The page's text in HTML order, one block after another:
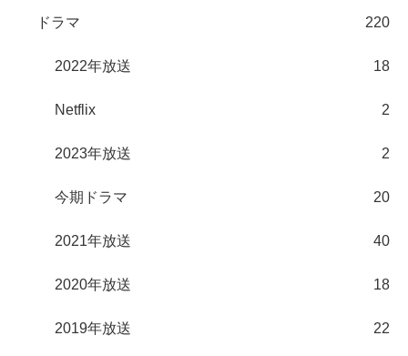
ドラマ 220
2022年放送 18
Netflix 2
2023年放送 2
今期ドラマ 20
2021年放送 40
2020年放送 18
2019年放送 22